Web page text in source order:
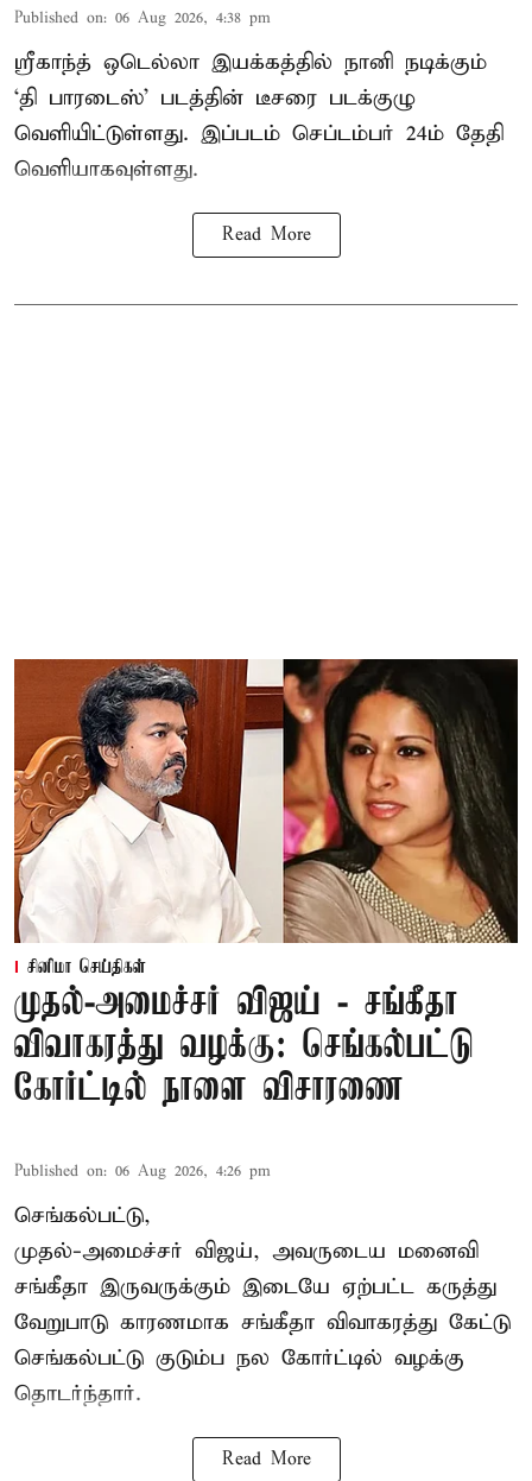
Published on: 06 Aug 2026, 4:38 pm
ஸ்ரீகாந்த் ஒடெல்லா இயக்கத்தில் நானி நடிக்கும்
‘தி பாரடைஸ்’ படத்தின் டீசரை படக்குழு
வெளியிட்டுள்ளது. இப்படம் செப்டம்பர் 24ம் தேதி
வெளியாகவுள்ளது.
Read More
சினிமா செய்திகள்
முதல்-அமைச்சர் விஜய் - சங்கீதா
விவாகரத்து வழக்கு: செங்கல்பட்டு
கோர்ட்டில் நாளை விசாரணை
Published on: 06 Aug 2026, 4:26 pm
செங்கல்பட்டு,
முதல்-அமைச்சர் விஜய், அவருடைய மனைவி
சங்கீதா இருவருக்கும் இடையே ஏற்பட்ட கருத்து
வேறுபாடு காரணமாக சங்கீதா விவாகரத்து கேட்டு
செங்கல்பட்டு குடும்ப நல கோர்ட்டில் வழக்கு
தொடர்ந்தார்.
Read More